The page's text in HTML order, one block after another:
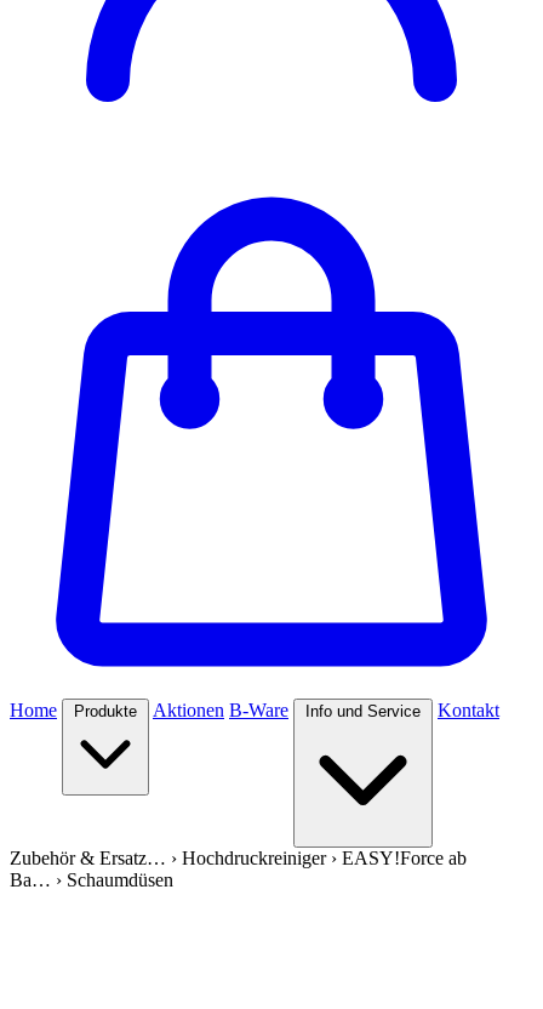
Home Produkte Aktionen B-Ware Info und Service Kontakt
Zubehör & Ersatz… › Hochdruckreiniger› EASY!Force ab
Ba… › Schaumdüsen